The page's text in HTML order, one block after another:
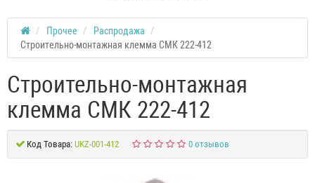
Прочее
Распродажа
Строительно-монтажная клемма СМК 222-412
Строительно-монтажная
клемма СМК 222-412
Код Товара: UKZ-001-412 0 отзывов